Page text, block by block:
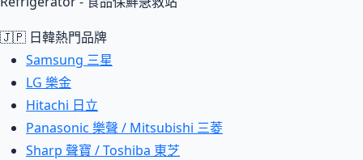
🇯🇵 日韓熱門品牌
Samsung 三星
LG 樂金
Hitachi 日立
Panasonic 樂聲 / Mitsubishi 三菱
Sharp 聲寶 / Toshiba 東芝